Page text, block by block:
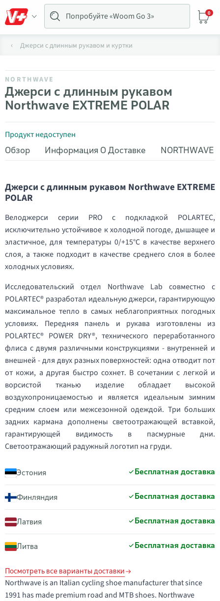
0
Джерси с длинным рукавом и куртки
NORTHWAVE
Джерси с длинным рукавом
Northwave EXTREME POLAR
Продукт недоступен
Обзор
Информация О Доставке NORTHWAVE
Джерси с длинным рукавом Northwave EXTREME
POLAR
Велоджерси серии PRO с подкладкой POLARTEC,
исключительно устойчивое к холодной погоде, дышащее и
эластичное, для температуры 0/+15°C в качестве верхнего
слоя, а также подходит в качестве среднего слоя в более
холодных условиях.
Исследовательский отдел Northwave Lab совместно с
POLARTEC® разработал идеальную джерси, гарантирующую
максимальное тепло в самых неблагоприятных погодных
условиях. Передняя панель и рукава изготовлены из
POLARTEC® POWER DRY®, технического переработанного
флиса с двумя различными конструкциями - внутренней и
внешней - для двух разных поверхностей: одна отводит пот
от кожи, а другая быстро сохнет. В сочетании с легкой и
ворсистой тканью изделие обладает высокой
воздухопроницаемостью и является идеальным зимним
средним слоем или межсезонной одеждой. Три больших
задних кармана дополнены светоотражающей вставкой,
гарантирующей видимость в пасмурные дни.
Светоотражающий радужный логотип на груди.
Эстония Бесплатная доставка
Финляндия Бесплатная доставка
Латвия Бесплатная доставка
Литва Бесплатная доставка
Посмотреть все варианты доставки
Northwave is an Italian cycling shoe manufacturer that since
1991 has made premium road and MTB shoes. Northwave